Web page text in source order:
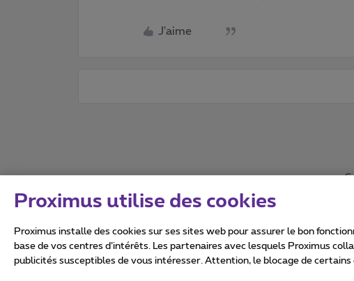
J'aime
Tous droits réservés. ©2026Proximus
Proximus utilise des cookies
Proximus installe des cookies sur ses sites web pour assurer le bon
base de vos centres d’intérêts. Les partenaires avec lesquels Proximus
publicités susceptibles de vous intéresser. Attention, le blocage de